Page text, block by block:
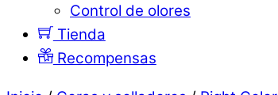
Control de olores
Tienda
Recompensas